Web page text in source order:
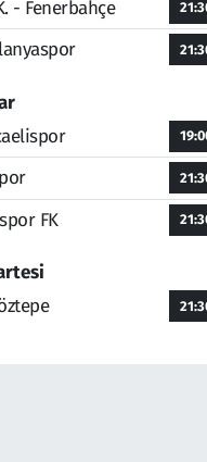
- Fenerbahçe
FK